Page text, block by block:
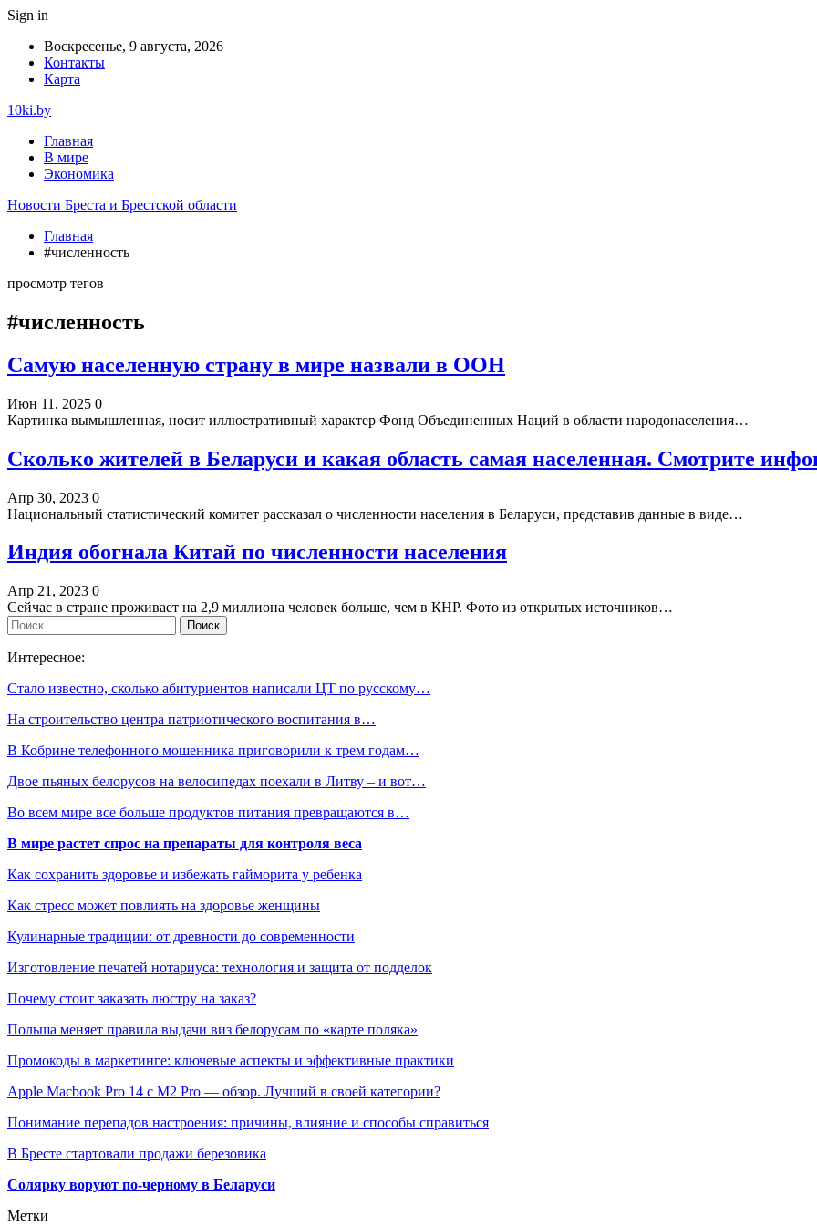
Sign in
Воскресенье, 9 августа, 2026
Контакты
Карта
10ki.by
Главная
В мире
Экономика
Новости Бреста и Брестской области
Главная
#численность
просмотр тегов
#численность
Самую населенную страну в мире назвали в ООН
Июн 11, 2025 0
Картинка вымышленная, носит иллюстративный характер Фонд Объединенных Наций в области народонаселения…
Сколько жителей в Беларуси и какая область самая населенная. Смотрите
Апр 30, 2023 0
Национальный статистический комитет рассказал о численности населения в Беларуси, представив данные в виде…
Индия обогнала Китай по численности населения
Апр 21, 2023 0
Сейчас в стране проживает на 2,9 миллиона человек больше, чем в КНР. Фото из открытых источников…
Интересное:
Стало известно, сколько абитуриентов написали ЦТ по русскому…
На строительство центра патриотического воспитания в…
В Кобрине телефонного мошенника приговорили к трем годам…
Двое пьяных белорусов на велосипедах поехали в Литву – и вот…
Во всем мире все больше продуктов питания превращаются в…
В мире растет спрос на препараты для контроля веса
Как сохранить здоровье и избежать гайморита у ребенка
Как стресс может повлиять на здоровье женщины
Кулинарные традиции: от древности до современности
Изготовление печатей нотариуса: технология и защита от подделок
Почему стоит заказать люстру на заказ?
Польша меняет правила выдачи виз белорусам по «карте поляка»
Промокоды в маркетинге: ключевые аспекты и эффективные практики
Apple Macbook Pro 14 с M2 Pro — обзор. Лучший в своей категории?
Понимание перепадов настроения: причины, влияние и способы справиться
В Бресте стартовали продажи березовика
Солярку воруют по-черному в Беларуси
Метки